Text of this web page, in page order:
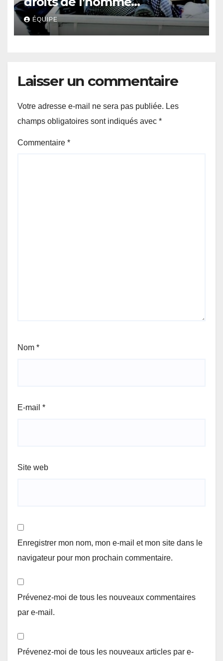
accentuent leur cruauté
envers l’homme congolais
ÉQUIPE
Laisser un commentaire
Votre adresse e-mail ne sera pas publiée. Les
champs obligatoires sont indiqués avec *
Commentaire *
Nom *
E-mail *
Site web
Enregistrer mon nom, mon e-mail et mon site dans le
navigateur pour mon prochain commentaire.
Prévenez-moi de tous les nouveaux commentaires
par e-mail.
Prévenez-moi de tous les nouveaux articles par e-